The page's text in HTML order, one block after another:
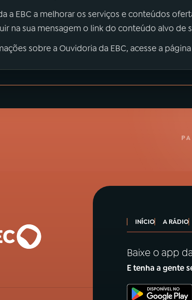
a EBC a melhorar os serviços e conteúdos
na sua mensagem o link do conteúdo alvo de
sobre a Ouvidoria da EBC, acesse a
INÍCIO A RÁDIO
Baixe o app
E tenha a gente